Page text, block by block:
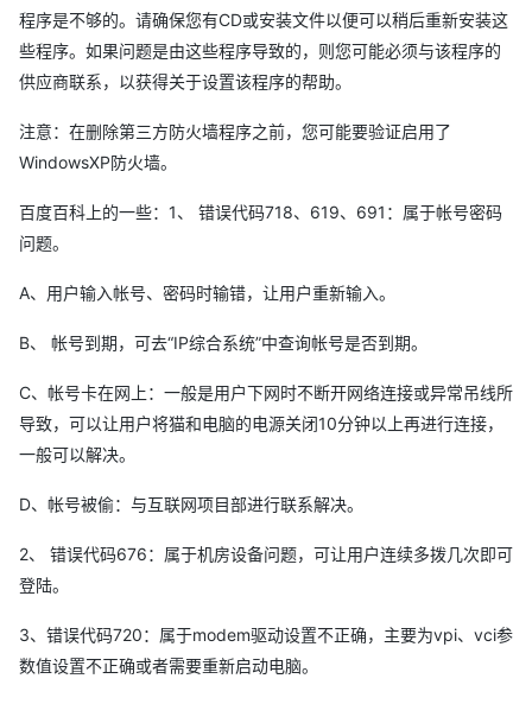
程序是不够的。请确保您有CD或安装文件以便可以稍后重新安装这
些程序。如果问题是由这些程序导致的，则您可能必须与该程序的
供应商联系，以获得关于设置该程序的帮助。
注意：在删除第三方防火墙程序之前，您可能要验证启用了
WindowsXP防火墙。
百度百科上的一些：1、 错误代码718、619、691：属于帐号密码
问题。
A、用户输入帐号、密码时输错，让用户重新输入。
B、 帐号到期，可去“IP综合系统”中查询帐号是否到期。
C、帐号卡在网上：一般是用户下网时不断开网络连接或异常吊线所
导致，可以让用户将猫和电脑的电源关闭10分钟以上再进行连接，
一般可以解决。
D、帐号被偷：与互联网项目部进行联系解决。
2、 错误代码676：属于机房设备问题，可让用户连续多拨几次即可
登陆。
3、错误代码720：属于modem驱动设置不正确，主要为vpi、vci参
数值设置不正确或者需要重新启动电脑。